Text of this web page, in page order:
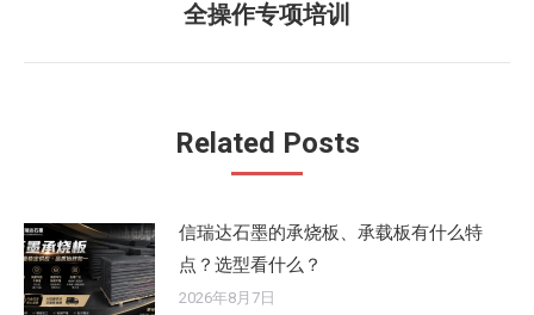
来
的
全操作专项培训
Related Posts
信瑞达石墨的承烧板、承载板有什么特
点？选型看什么？
2026年8月7日